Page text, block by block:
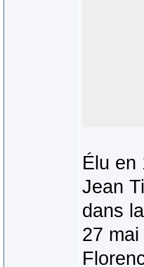
Élu en
Jean
dans
27